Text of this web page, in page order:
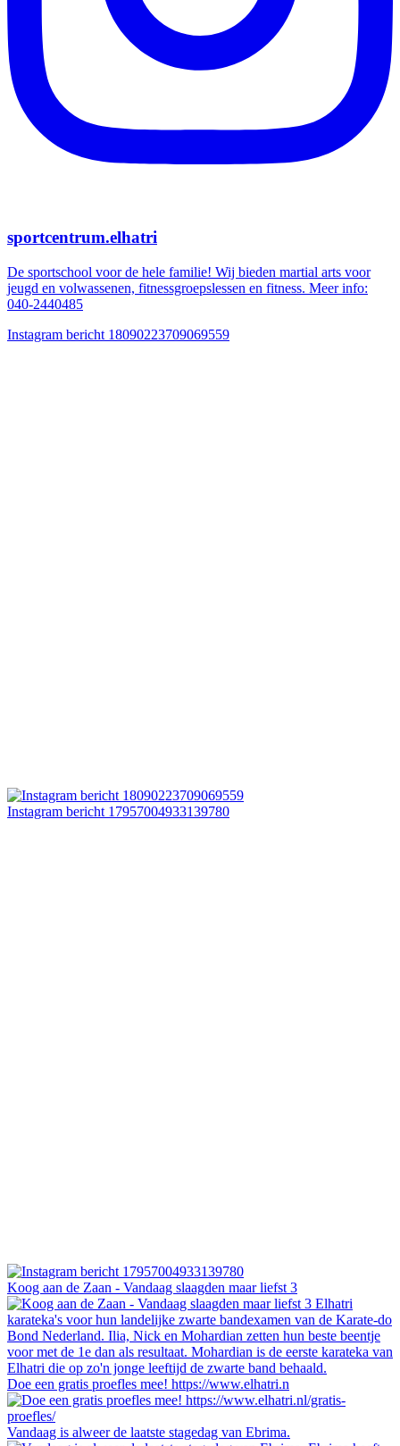
sportcentrum.elhatri
De sportschool voor de hele familie! Wij bieden martial arts voor
jeugd en volwassenen, fitnessgroepslessen en fitness. Meer info:
040-2440485
Instagram bericht 18090223709069559
Instagram bericht 17957004933139780
Koog aan de Zaan - Vandaag slaagden maar liefst 3
Doe een gratis proefles mee! https://www.elhatri.n
Vandaag is alweer de laatste stagedag van Ebrima.